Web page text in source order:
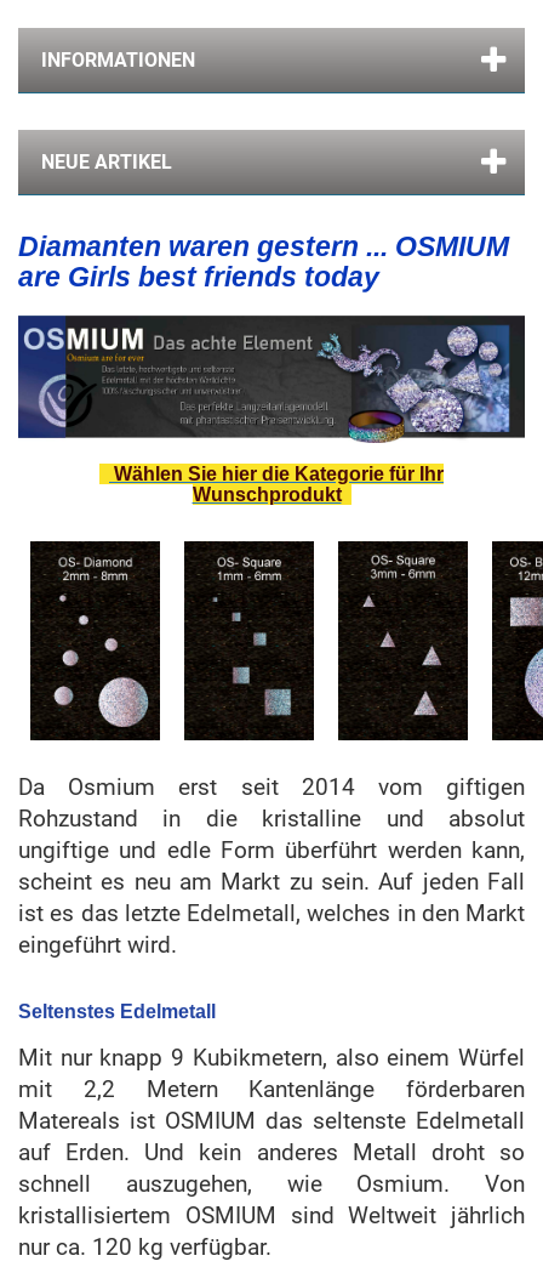
INFORMATIONEN
NEUE ARTIKEL
Diamanten waren gestern ... OSMIUM
are Girls best friends today
Wählen Sie hier die Kategorie für Ihr
Wunschprodukt
Da Osmium erst seit 2014 vom giftigen
Rohzustand in die kristalline und absolut
ungiftige und edle Form überführt werden kann,
scheint es neu am Markt zu sein. Auf jeden Fall
ist es das letzte Edelmetall, welches in den Markt
eingeführt wird.
Seltenstes Edelmetall
Mit nur knapp 9 Kubikmetern, also einem Würfel
mit 2,2 Metern Kantenlänge förderbaren
Matereals ist OSMIUM das seltenste Edelmetall
auf Erden. Und kein anderes Metall droht so
schnell auszugehen, wie Osmium. Von
kristallisiertem OSMIUM sind Weltweit jährlich
nur ca. 120 kg verfügbar.